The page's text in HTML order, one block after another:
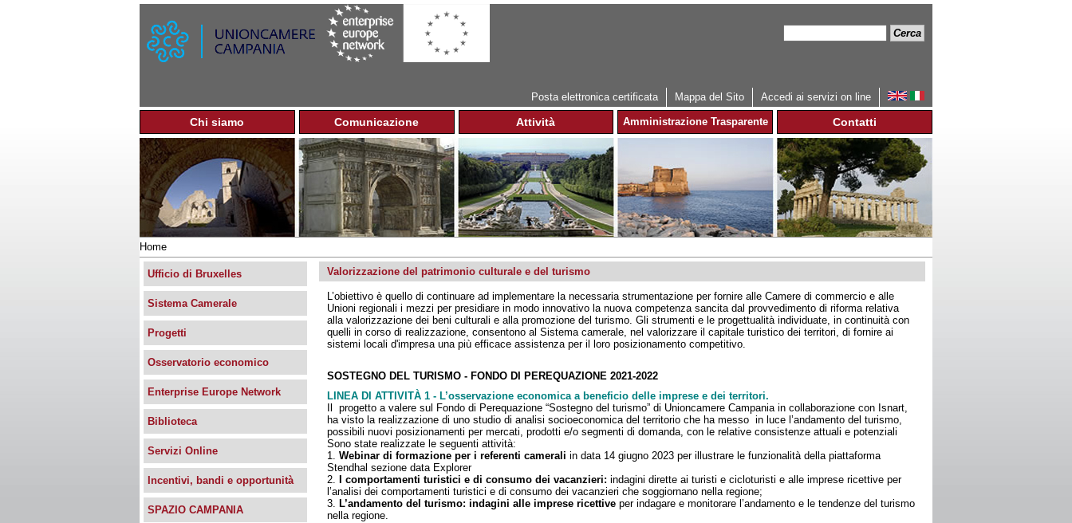
Accedi ai servizi on line
Mappa del Sito
Posta elettronica certificata
M
e
n
u
p
r
n
c
p
a
e
Chi siamo Comunicazione Attività Amministrazione Trasparente Contatti
Tu
sei
qui
Home
Valorizzazione del patrimonio culturale e del turismo
L’obiettivo è quello di continuare ad implementare la necessaria strumentazione per fornire alle Camere di commercio e alle
Unioni regionali i mezzi per presidiare in modo innovativo la nuova competenza sancita dal provvedimento di riforma relativa
alla valorizzazione dei beni culturali e alla promozione del turismo. Gli strumenti e le progettualità individuate, in continuità con
quelli in corso di realizzazione, consentono al Sistema camerale, nel valorizzare il capitale turistico dei territori, di fornire ai
sistemi locali d'impresa una più efficace assistenza per il loro posizionamento competitivo.
SOSTEGNO DEL TURISMO - FONDO DI PEREQUAZIONE 2021-2022
LINEA DI ATTIVITÀ 1 - L’osservazione economica a beneficio delle imprese e dei territori.
Il progetto a valere sul Fondo di Perequazione “Sostegno del turismo” di Unioncamere Campania in collaborazione con Isnart,
ha visto la realizzazione di uno studio di analisi socioeconomica del territorio che ha messo in luce l’andamento del turismo,
possibili nuovi posizionamenti per mercati, prodotti e/o segmenti di domanda, con le relative consistenze attuali e potenziali
Sono state realizzate le seguenti attività:
1. Webinar di formazione per i referenti camerali in data 14 giugno 2023 per illustrare le funzionalità della piattaforma
Stendhal sezione data Explorer
2.
I comportamenti turistici e di consumo dei vacanzieri: indagini dirette ai turisti e cicloturisti e alle imprese ricettive per
l’analisi dei comportamenti turistici e di consumo dei vacanzieri che soggiornano nella regione;
3. L’andamento del turismo: indagini alle imprese ricettive per indagare e monitorare l’andamento e le tendenze del turismo
nella regione.
Ufficio di Bruxelles
Sistema Camerale
Progetti
Osservatorio economico
Enterprise Europe Network
Biblioteca
Servizi Online
Incentivi, bandi e opportunità
SPAZIO CAMPANIA